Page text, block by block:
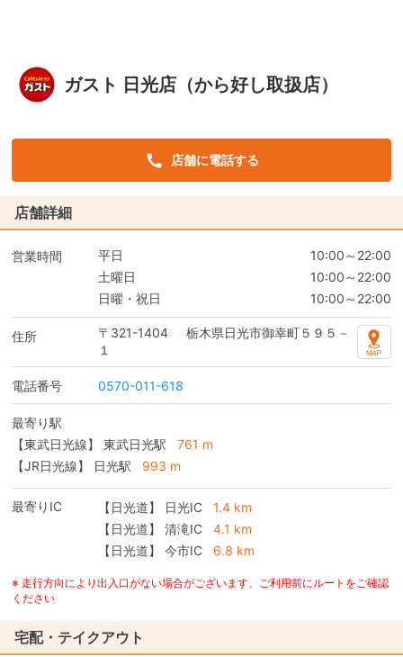
ガスト 日光店（から好し取扱店）
店舗に電話する
店舗詳細
営業時間 平日
10:00～22:00
土曜日
10:00～22:00
日曜・祝日
10:00～22:00
住所 〒321-1404
栃木県日光市御幸町５９５－
１
電話番号 0570-011-618
最寄り駅
【東武日光線】 東武日光駅
761 m
【JR日光線】 日光駅
993 m
最寄りIC 【日光道】 日光IC
1.4 km
【日光道】
清滝IC
4.1 km
【日光道】
今市IC 6.8 km
※ 走行方向により出入口がない場合がございます、ご利用前にルートをご確認
ください
宅配・テイクアウト